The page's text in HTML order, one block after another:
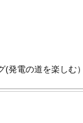
(発電の道を楽しむ）